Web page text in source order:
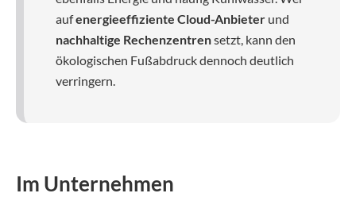
aufenergieeffiziente Cloud-Anbieter und
nachhaltige Rechenzentrensetzt, kann den
ökologischen Fußabdruck dennoch deutlich
verringern.
Im Unternehmen